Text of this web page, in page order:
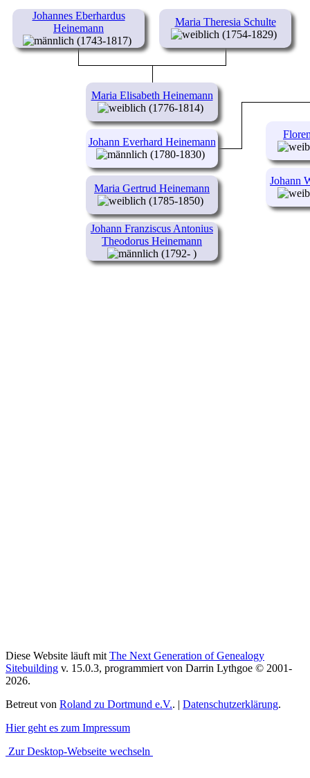
Johannes Eberhardus
Heinemann
(1743-1817)
Maria Theresia Schulte
(1754-1829)
Maria Elisabeth Heinemann
(1776-1814)
Maria Gertrud Heinemann
(1785-1850)
Johann Franziscus Antonius
Theodorus Heinemann
(1792- )
Johann Everhard Heinemann
(1780-1830)
Johann
Diese Website läuft mit The Next Generation of Genealogy
Sitebuilding v. 15.0.3, programmiert von Darrin Lythgoe © 2001-
2026.
Betreut von Roland zu Dortmund e.V.. | Datenschutzerklärung.
Hier geht es zum Impressum
Zur Desktop-Webseite wechseln